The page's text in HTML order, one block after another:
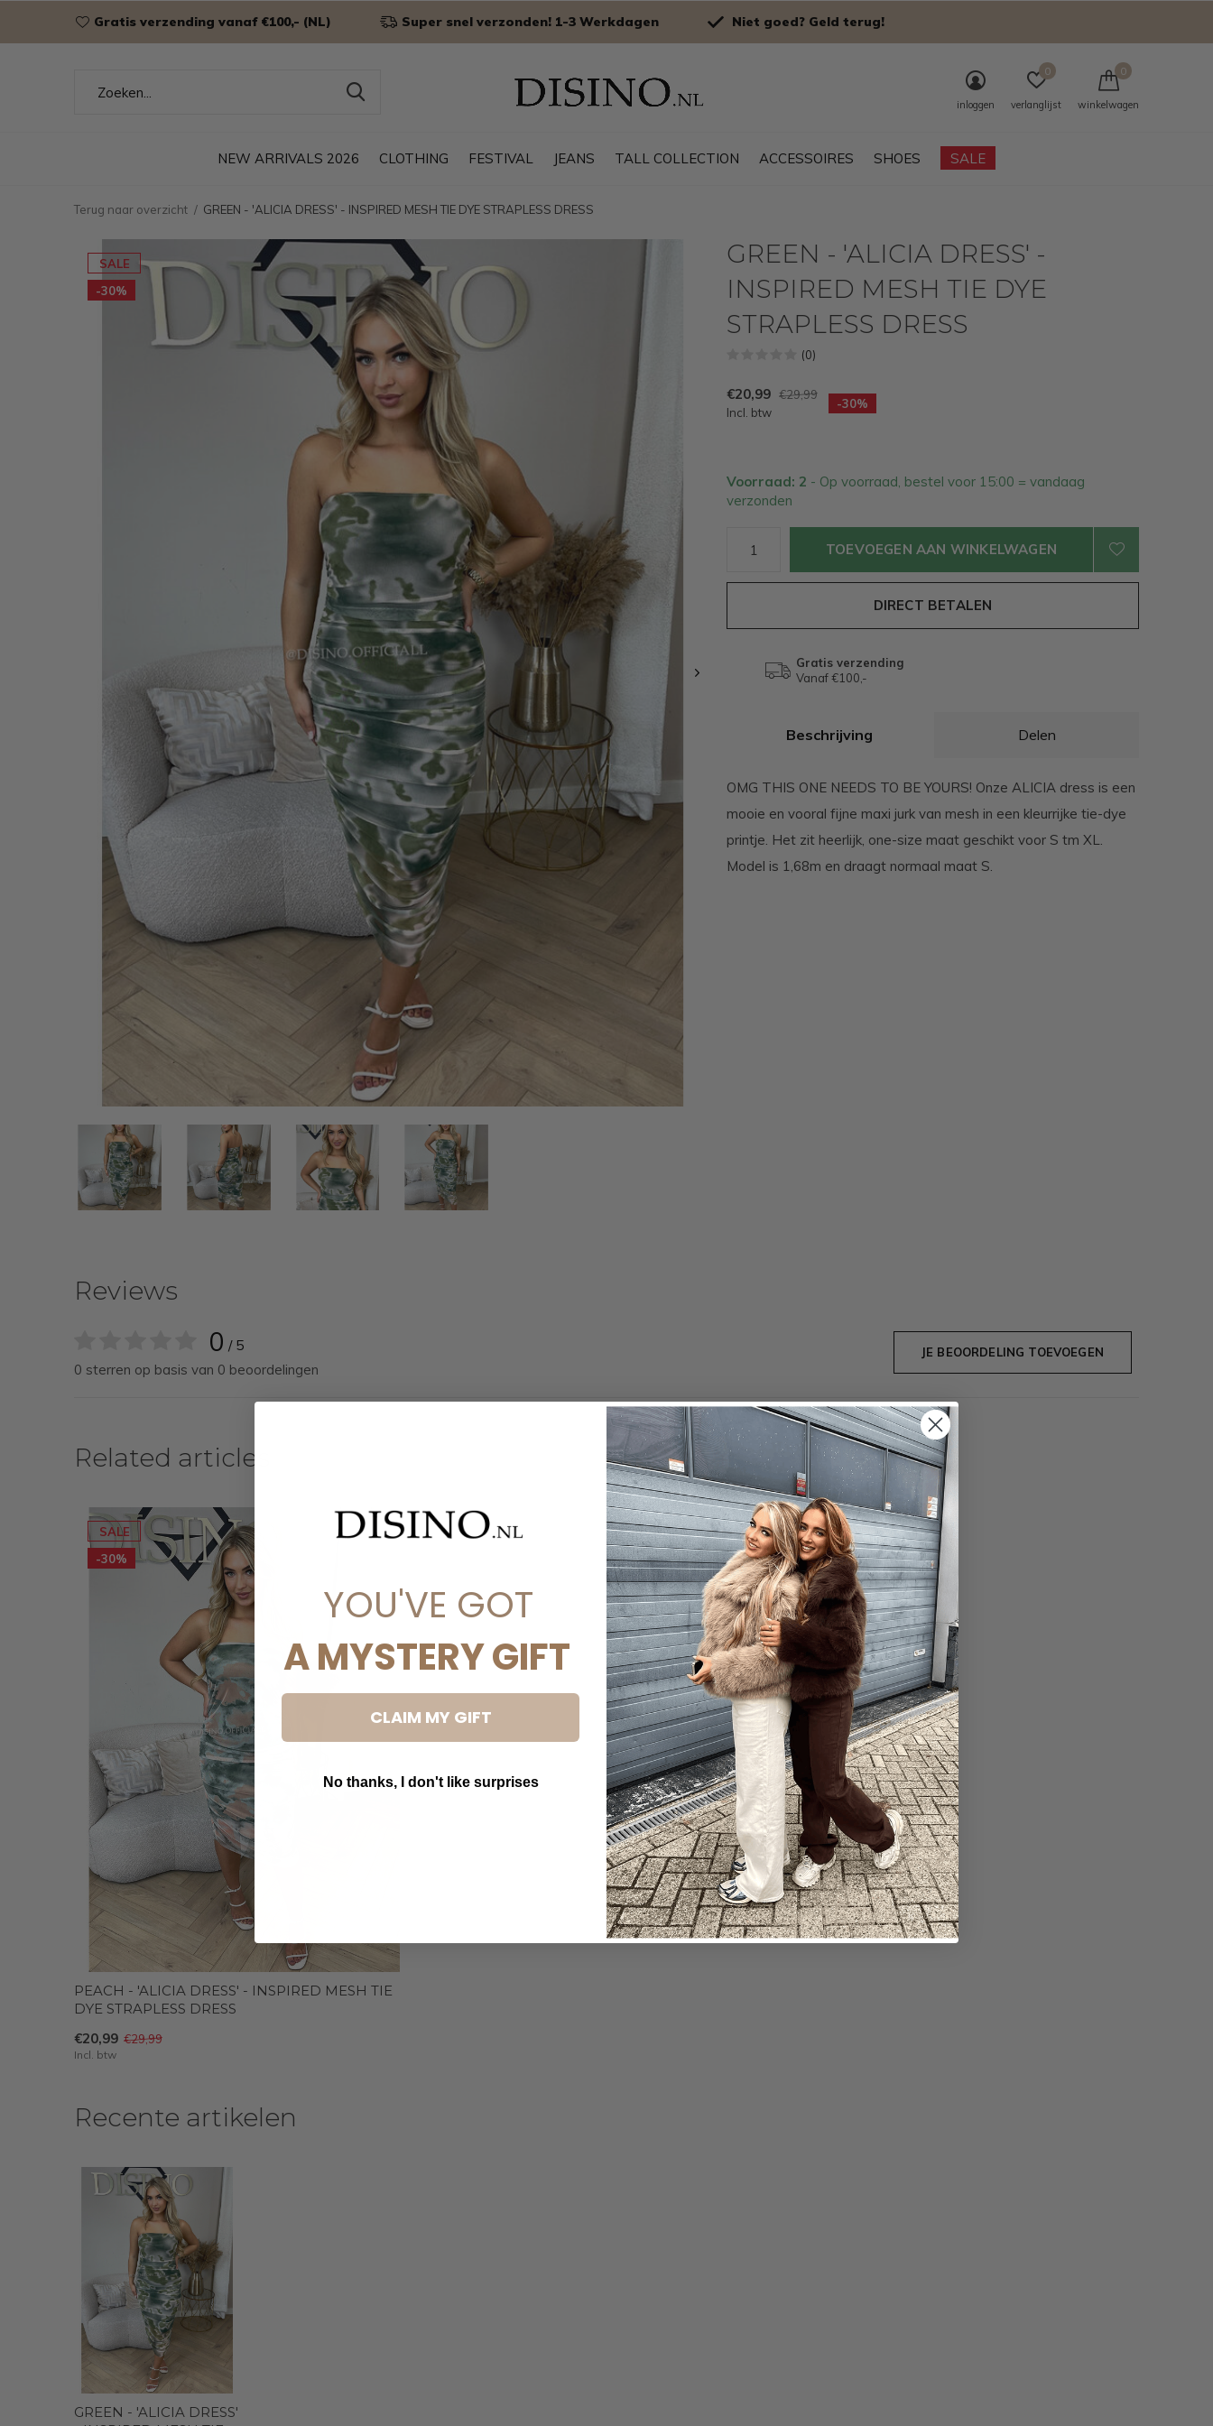
NEW ARRIVALS 2026 CLOTHING FESTIVAL JEANS TALL COLLECTION ACCESSOIRES SHOES SALE
inloggen verlanglijst
0
winkelwagen
0
Gratis verzending vanaf €100,- (NL) Super snel verzonden! 1-3 Werkdagen Niet goed? Geld terug!
Terug naar overzicht GREEN - 'ALICIA DRESS' - INSPIRED MESH TIE DYE STRAPLESS DRESS
SALE
-30%
GREEN - 'ALICIA DRESS' -
INSPIRED MESH TIE DYE
STRAPLESS DRESS
(0)
€20,99 €29,99
Incl. btw
-30%
Voorraad: 2 - Op voorraad, bestel voor 15:00 = vandaag
verzonden
TOEVOEGEN AAN WINKELWAGEN
DIRECT BETALEN
Gratis verzending
Vanaf €100,-
Beschrijving Delen
OMG THIS ONE NEEDS TO BE YOURS! Onze ALICIA dress is een
mooie en vooral fijne maxi jurk van mesh in een kleurrijke tie-dye
printje. Het zit heerlijk, one-size maat geschikt voor S tm XL.
Model is 1,68m en draagt normaal maat S.
Reviews
0 / 5
0 sterren op basis van 0 beoordelingen
JE BEOORDELING TOEVOEGEN
Related articles
SALE
-30%
PEACH - 'ALICIA DRESS' - INSPIRED MESH TIE
DYE STRAPLESS DRESS
€20,99 €29,99
Incl. btw
Recente artikelen
GREEN - 'ALICIA DRESS'
YOU'VE GOT
A MYSTERY GIFT
CLAIM MY GIFT
No thanks, I don't like surprises